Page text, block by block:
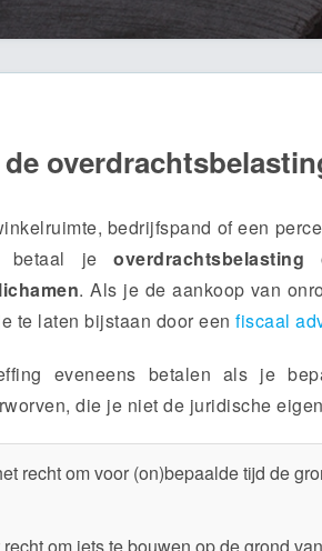
bedrijfspand of een
betaal jeoverdrachtsbelasting
. Als je de aankoop van
te laten bijstaan door een fiscaal
eveneens betalen als je
die je niet de juridische
recht om voor (on)bepaalde tijd de